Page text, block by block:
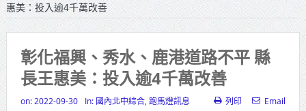
北市鮮奶週報再升級！8月31日補助
擴大至國中生
雙北合作里程碑！萬大線動態測試
侯友宜蔣萬安攜手視察
惠美：投入逾4千萬改善
彰化福興、秀水、鹿港道路不平 縣
長王惠美：投入逾4千萬改善
on: 2022-09-30 In: 國內北中綜合, 跑馬燈訊息 列印 Email